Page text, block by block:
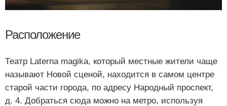
Расположение
Театр Laterna magika, который местные жители чаще
называют Новой сценой, находится в самом центре
старой части города, по адресу Народный проспект,
д. 4. Добраться сюда можно на метро, используя